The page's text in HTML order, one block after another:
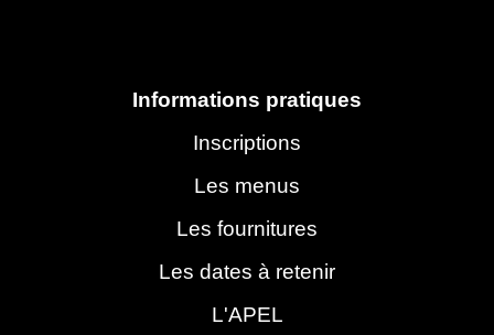
Informations pratiques
Inscriptions
Les menus
Les fournitures
Les dates à retenir
L'APEL